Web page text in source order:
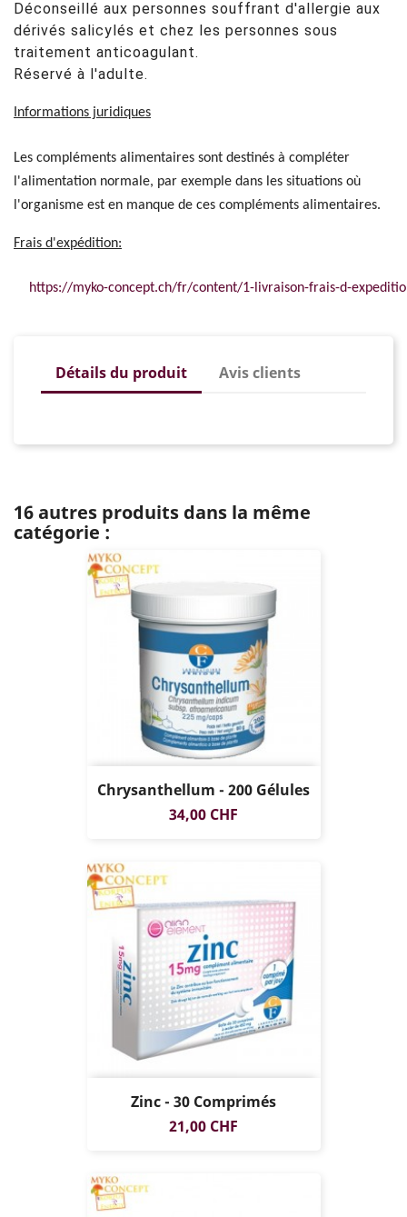
Déconseillé aux personnes souffrant d'allergie aux
dérivés salicylés et chez les personnes sous
traitement anticoagulant.
Réservé à l'adulte.
Informations juridiques
Les compléments alimentaires sont destinés à compléter
l'alimentation normale, par exemple dans les situations où
l'organisme est en manque de ces compléments alimentaires.
Frais d'expédition:
https://myko-concept.ch/fr/content/1-livraison-frais-d-
Détails du produit Avis clients
16 autres produits dans la même
catégorie :
Chrysanthellum - 200 Gélules
Prix
34,00 CHF
Zinc - 30 Comprimés
Prix
21,00 CHF